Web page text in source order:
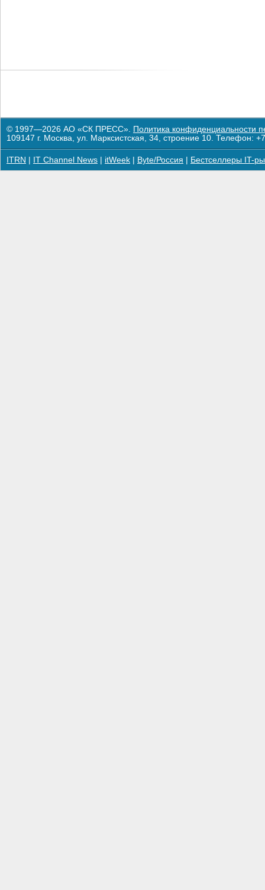
© 1997—2026 АО «СК ПРЕСС». Политика конфиденциальности
109147 г. Москва, ул. Марксистская, 34, строение 10. Телефон:
ITRN IT Channel News itWeek Byte/Россия Бестселлеры IT-